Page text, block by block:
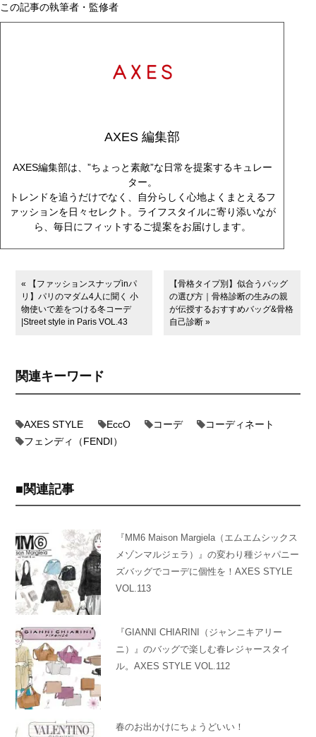
この記事の執筆者・監修者
AXES 編集部
AXES編集部は、”ちょっと素敵”な日常を提案するキュレー
ター。
トレンドを追うだけでなく、自分らしく心地よくまとえるフ
ァッションを日々セレクト。ライフスタイルに寄り添いなが
ら、毎日にフィットするご提案をお届けします。
« 【ファッションスナップinパ
リ】パリのマダム4人に聞く 小
物使いで差をつける冬コーデ
|Street style in Paris VOL.43
【骨格タイプ別】似合うバッグ
の選び方｜骨格診断の生みの親
が伝授するおすすめバッグ&骨格
自己診断 »
関連キーワード
AXES STYLE EccO コーデ
コーディネート
フェンディ（FENDI）
関連記事
『MM6 Maison Margiela（エムエムシックス
メゾンマルジェラ）』の変わり種ジャパニー
ズバッグでコーデに個性を！AXES STYLE
VOL.113
『GIANNI CHIARINI（ジャンニキアリー
ニ）』のバッグで楽しむ春レジャースタイ
ル。AXES STYLE VOL.112
春のお出かけにちょうどいい！